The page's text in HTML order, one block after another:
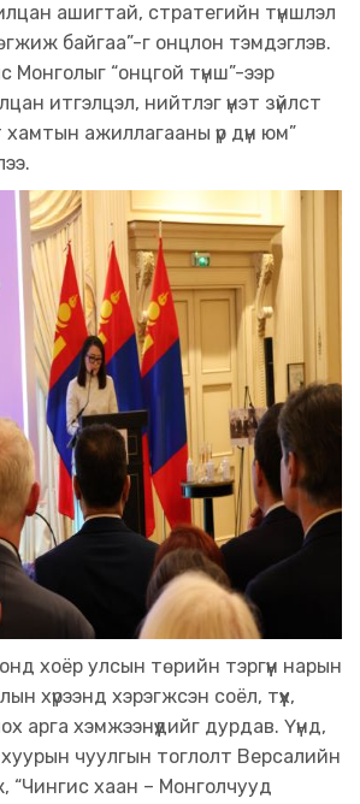
ашигтай, стратегийн түншлэл
байгаа”-г онцлон тэмдэглэв.
Монголыг “онцгой түнш”-ээр
итгэлцэл, нийтлэг үнэт зүйлст
ажиллагааны үр дүн юм”
хоёр улсын төрийн тэргүүн нарын
хүрээнд хэрэгжсэн соёл, түүх,
арга хэмжээнүүдийг дурдав. Үүнд,
чуулгын тоглолт Версалийн
“Чингис хаан – Монголчууд